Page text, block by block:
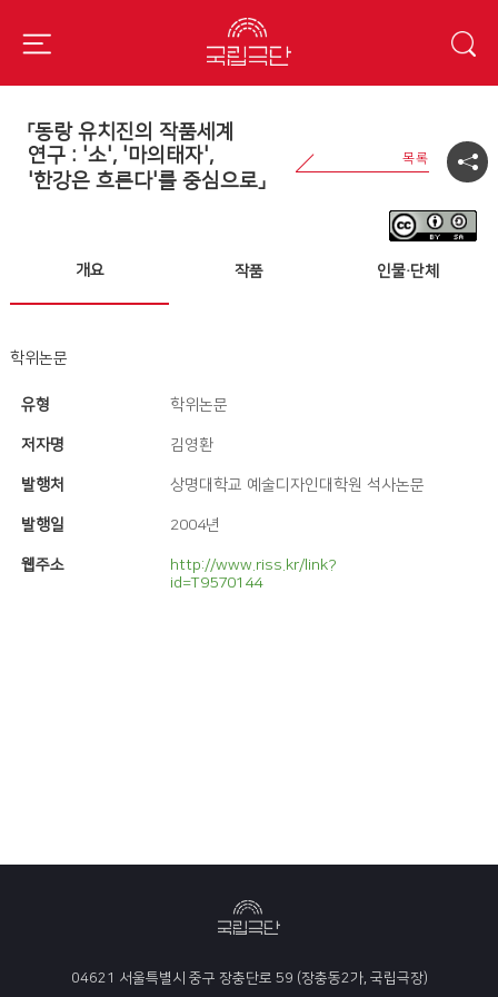
「동랑 유치진의 작품세계
연구 : '소', '마의태자',
'한강은 흐른다'를 중심으로」
개요 작품 인물·단체
학위논문
유형 학위논문
저자명 김영환
발행처 상명대학교 예술디자인대학원 석사논문
발행일 2004년
웹주소
http://www.riss.kr/link?
id=T9570144
04621 서울특별시 중구 장충단로 59 (장충동2가, 국립극장)